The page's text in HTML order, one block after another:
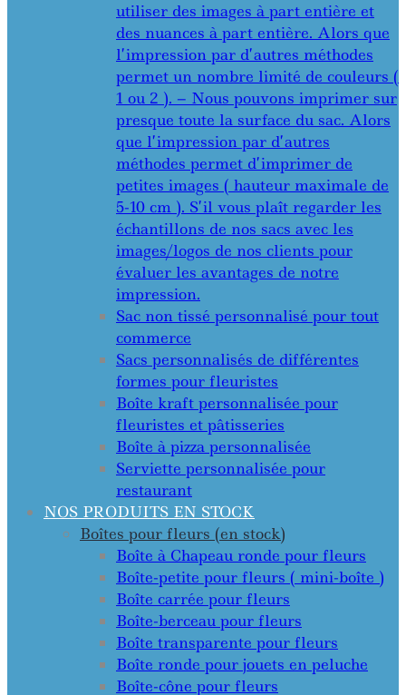
utiliser des images à part entière et
des nuances à part entière. Alors que
l’impression par d’autres méthodes
permet un nombre limité de couleurs (
1 ou 2 ). – Nous pouvons imprimer sur
presque toute la surface du sac. Alors
que l’impression par d’autres
méthodes permet d’imprimer de
petites images ( hauteur maximale de
5-10 cm ). S’il vous plaît regarder les
échantillons de nos sacs avec les
images/logos de nos clients pour
évaluer les avantages de notre
impression.
Sac non tissé personnalisé pour tout
commerce
Sacs personnalisés de différentes
formes pour fleuristes
Boîte kraft personnalisée pour
fleuristes et pâtisseries
Boîte à pizza personnalisée
Serviette personnalisée pour
restaurant
NOS PRODUITS EN STOCK
Boîtes pour fleurs (en stock)
Boîte à Chapeau ronde pour fleurs
Boîte-petite pour fleurs ( mini-boîte )
Boîte carrée pour fleurs
Boîte-berceau pour fleurs
Boîte transparente pour fleurs
Boîte ronde pour jouets en peluche
Boîte-cône pour fleurs